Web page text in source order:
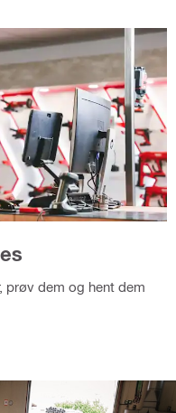
prøv dem og hent dem